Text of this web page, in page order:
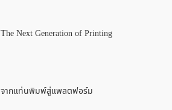
The Next Generation of Printing
จากแท่นพิมพ์สู่แพลตฟอร์ม